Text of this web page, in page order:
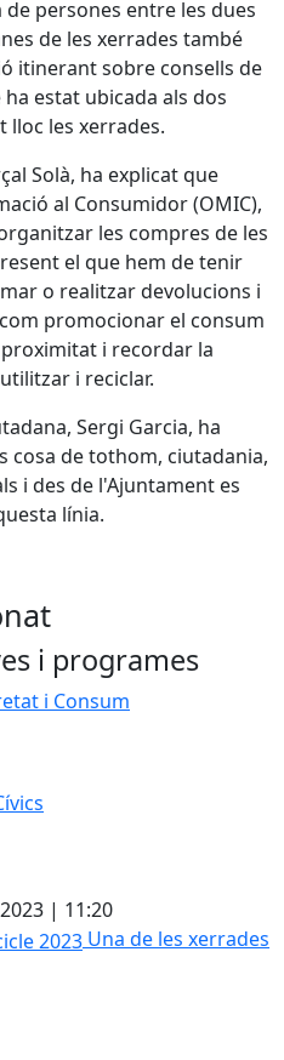
persones entre les dues
de les xerrades també
itinerant sobre consells de
estat ubicada als dos
lloc les xerrades.
Solà, ha explicat que
al Consumidor (OMIC),
les compres de les
el que hem de tenir
o realitzar devolucions i
promocionar el consum
i recordar la
i reciclar.
Sergi Garcia, ha
cosa de tothom, ciutadania,
i des de l'Ajuntament es
línia.
i programes
i Consum
| 11:20
2023
Una de les xerrades